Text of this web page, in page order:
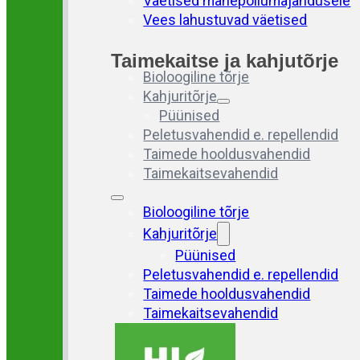
Vees lahustuvad väetised
Taimekaitse ja kahjutõrje
Bioloogiline tõrje
Kahjuritõrje
Püünised
Peletusvahendid e. repellendid
Taimede hooldusvahendid
Taimekaitsevahendid
Bioloogiline tõrje
Kahjuritõrje
Püünised
Peletusvahendid e. repellendid
Taimede hooldusvahendid
Taimekaitsevahendid